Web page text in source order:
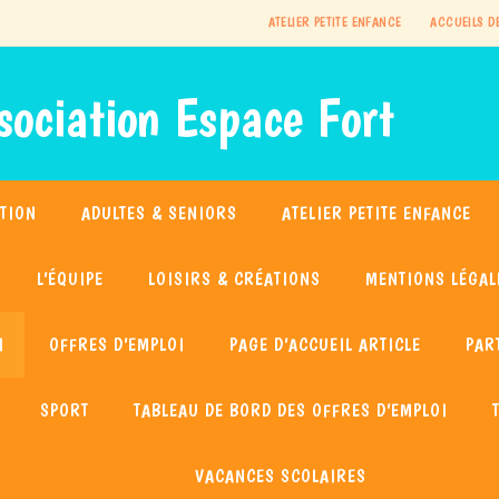
ATELIER PETITE ENFANCE ACCUEILS
Espace Fort
ADULTES & SENIORS ATELIER PETITE ENFANCE
L’ÉQUIPE LOISIRS & CRÉATIONS MENTIONS
OFFRES D’EMPLOI PAGE D’ACCUEIL ARTICLE
SPORT TABLEAU DE BORD DES OFFRES D’EMPLOI
VACANCES SCOLAIRES